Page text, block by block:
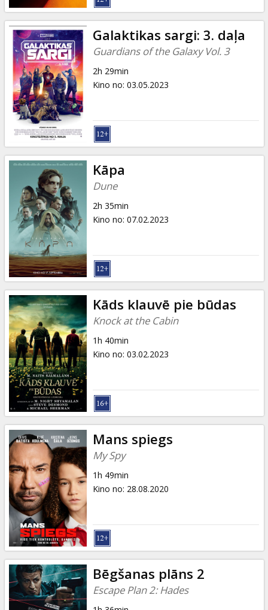
Galaktikas sargi: 3. daļa
Guardians of the Galaxy Vol. 3
2h 29min
Kino no: 03.05.2023
Kāpa
Dune
2h 35min
Kino no: 07.02.2023
Kāds klauvē pie būdas
Knock at the Cabin
1h 40min
Kino no: 03.02.2023
Mans spiegs
My Spy
1h 49min
Kino no: 28.08.2020
Bēgšanas plāns 2
Escape Plan 2: Hades